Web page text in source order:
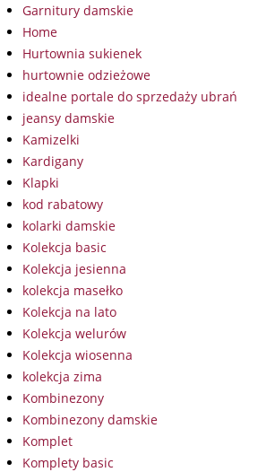
Garnitury damskie
Home
Hurtownia sukienek
hurtownie odzieżowe
idealne portale do sprzedaży ubrań
jeansy damskie
Kamizelki
Kardigany
Klapki
kod rabatowy
kolarki damskie
Kolekcja basic
Kolekcja jesienna
kolekcja masełko
Kolekcja na lato
Kolekcja welurów
Kolekcja wiosenna
kolekcja zima
Kombinezony
Kombinezony damskie
Komplet
Komplety basic